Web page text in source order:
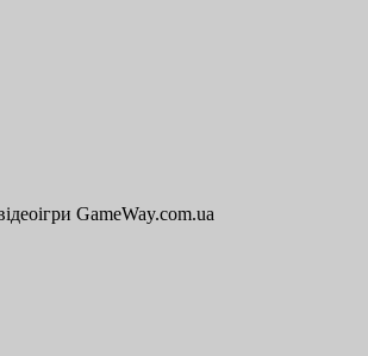
GameWay.com.ua